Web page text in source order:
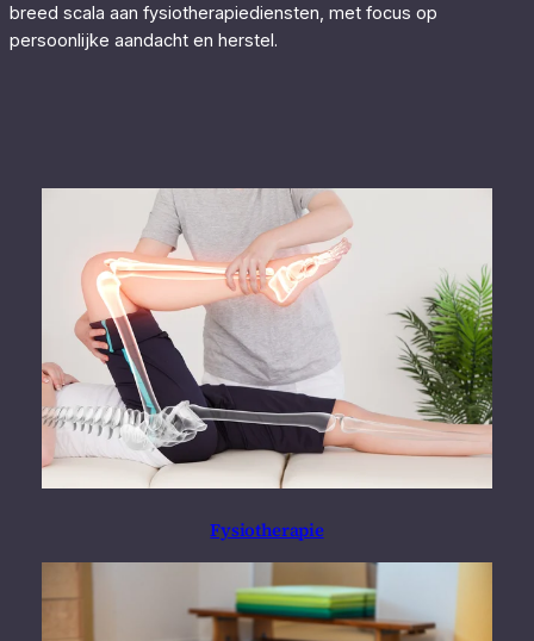
breed scala aan fysiotherapiediensten, met focus op
persoonlijke aandacht en herstel.
Fysiotherapie